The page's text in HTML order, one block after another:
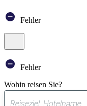
Fehler
Core
You’ll
to
website
to
view
Fehler
Wohin reisen Sie?